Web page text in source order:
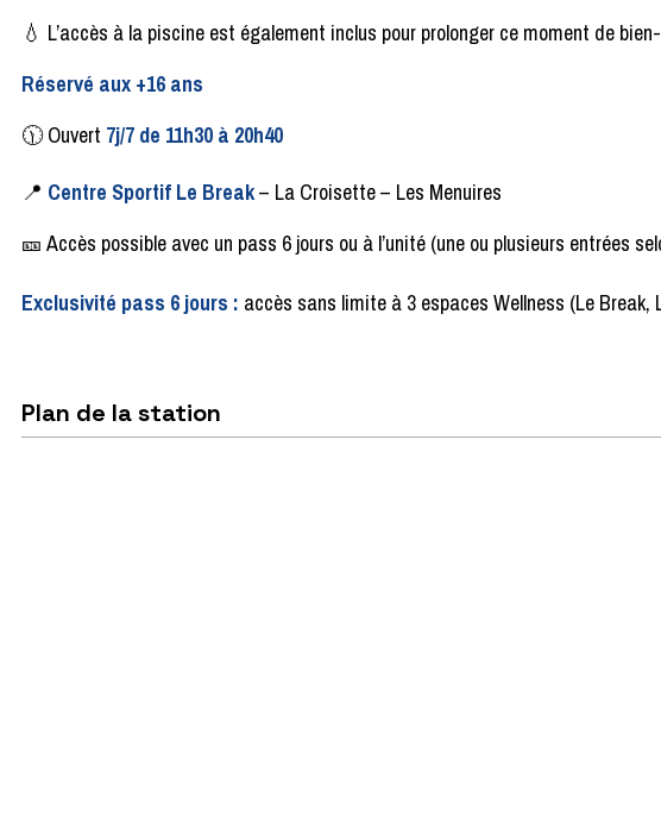
💧 L’accès à la piscine est également inclus pour prolonger ce moment de
Réservé aux +16 ans
🕦Ouvert 7j/7 de 11h30 à 20h40
📍 Centre Sportif Le Break– La Croisette– Les Menuires
🎫 Accès possible avec un pass 6 jours ou à l’unité (une ou plusieurs entrées
Exclusivité pass 6 jours : accès sans limite à 3 espaces Wellness (Le Break,
Plan de la station